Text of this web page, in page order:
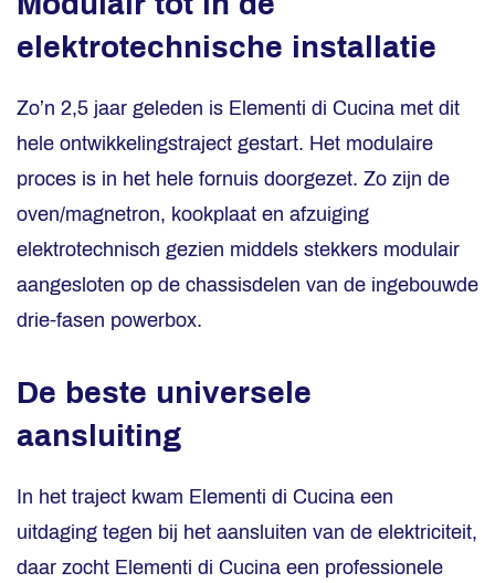
elektrotechnische installatie
Zo’n 2,5 jaar geleden is Elementi di Cucina met dit
hele ontwikkelingstraject gestart. Het modulaire
proces is in het hele fornuis doorgezet. Zo zijn de
oven/magnetron, kookplaat en afzuiging
elektrotechnisch gezien middels stekkers modulair
aangesloten op de chassisdelen van de ingebouwde
drie-fasen powerbox.
De beste universele
aansluiting
In het traject kwam Elementi di Cucina een
uitdaging tegen bij het aansluiten van de elektriciteit,
daar zocht Elementi di Cucina een professionele